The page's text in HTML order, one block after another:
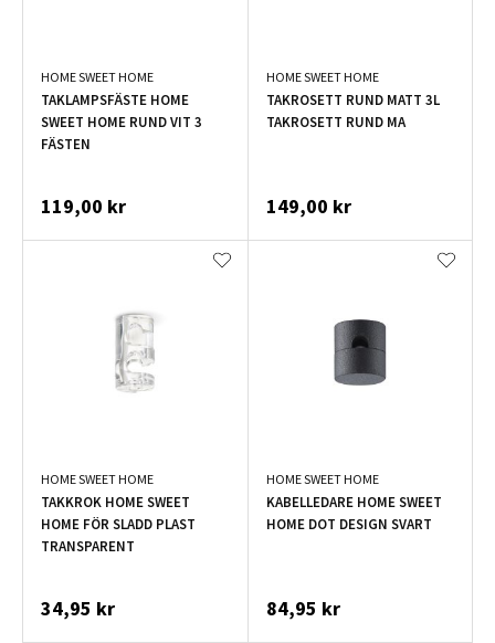
HOME SWEET HOME
TAKLAMPSFÄSTE HOME
SWEET HOME RUND VIT 3
FÄSTEN
119,00 kr
HOME SWEET HOME
TAKROSETT RUND MATT 3L
TAKROSETT RUND MA
149,00 kr
HOME SWEET HOME
TAKKROK HOME SWEET
HOME FÖR SLADD PLAST
TRANSPARENT
34,95 kr
HOME SWEET HOME
KABELLEDARE HOME SWEET
HOME DOT DESIGN SVART
84,95 kr